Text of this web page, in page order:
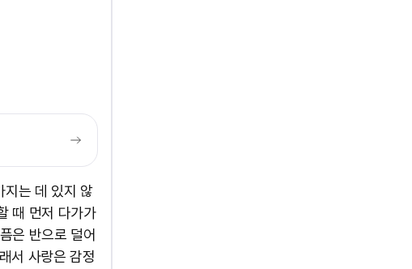
지는 데 있지 않
때 먼저 다가가
은 반으로 덜어
서 사랑은 감정